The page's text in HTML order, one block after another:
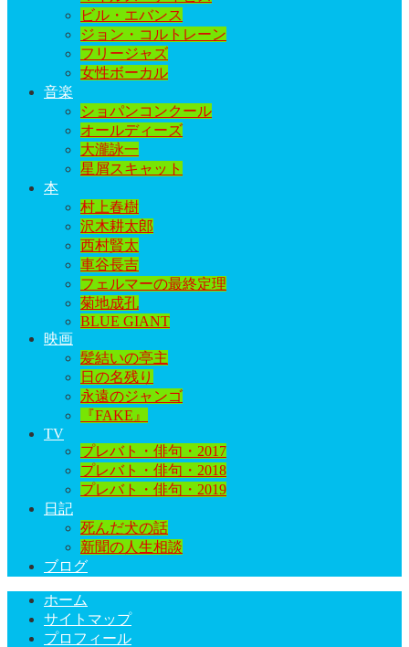
ビル・エバンス
ジョン・コルトレーン
フリージャズ
女性ボーカル
音楽
ショパンコンクール
オールディーズ
大瀧詠一
星屑スキャット
本
村上春樹
沢木耕太郎
西村賢太
車谷長吉
フェルマーの最終定理
菊地成孔
BLUE GIANT
映画
髪結いの亭主
日の名残り
永遠のジャンゴ
『FAKE』
TV
プレバト・俳句・2017
プレバト・俳句・2018
プレバト・俳句・2019
日記
死んだ犬の話
新聞の人生相談
ブログ
ホーム
サイトマップ
プロフィール